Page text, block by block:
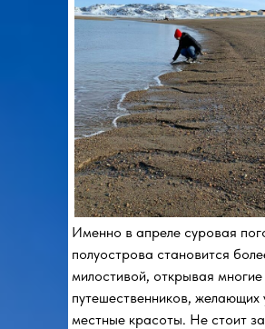
Именно в апреле суровая
полуострова становится
милостивой, открывая
путешественников, желающих
местные красоты. Не стоит